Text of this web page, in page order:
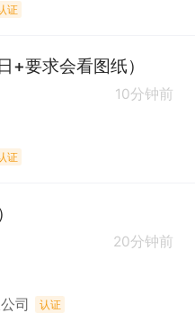
证
+要求会看图纸）
10分钟前
证
20分钟前
司 认证